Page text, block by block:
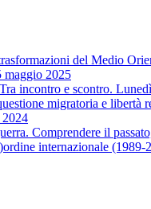
del Medio
maggio 2025
incontro e scontro.
migratoria e
2024
Comprendere il
internazionale